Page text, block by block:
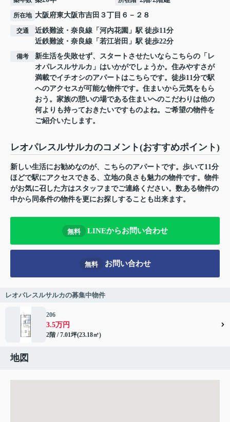
所在地 大阪府東大阪市吉田 ３丁目６－２８
交通 近鉄難波・奈良線 「 河内花園 」駅 徒歩11分
近鉄難波・奈良線 「 若江岩田 」駅 徒歩22分
備考
新生活を失敗せず、スタートさせたいならこちらの「レ
オパレスルサルカ」はいかがでしょうか。住みやすさが
満載でイチオシのアパートはこちらです。徒歩11分で駅
へのアクセスが可能な物件です。住まいから元気をもら
おう。家族の憩いの場である住まいへのこだわりは他の
何よりも持っておきたいですものよね。ご希望の物件を
ご紹介いたします。
レオパレスルサルカのコメント(おすすめポイント)
新しい生活にお勧めなのが、こちらのアパートです。歩いて11分
ほどで駅にアクセスできる、立地の良さも魅力の物件です。物件
がお気に召した方はスタッフまでご連絡ください。数ある物件の
中から同条件の物件を更にお探しすることも出来ます。
無料 LINEからお問い合わせ
無料 お問い合わせ
レオパレスルサルカの募集中物件
206
3.5万円
2階 / 7.01坪(23.18㎡)
地図